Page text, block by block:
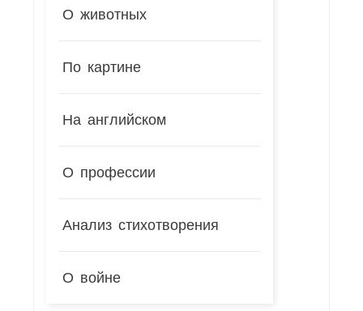
О животных
По картине
На английском
О профессии
Анализ стихотворения
О войне